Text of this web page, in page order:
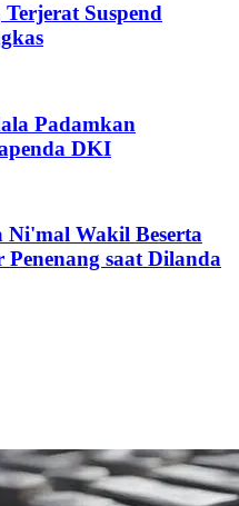
Suspend
Padamkan
DKI
Wakil Beserta
saat Dilanda